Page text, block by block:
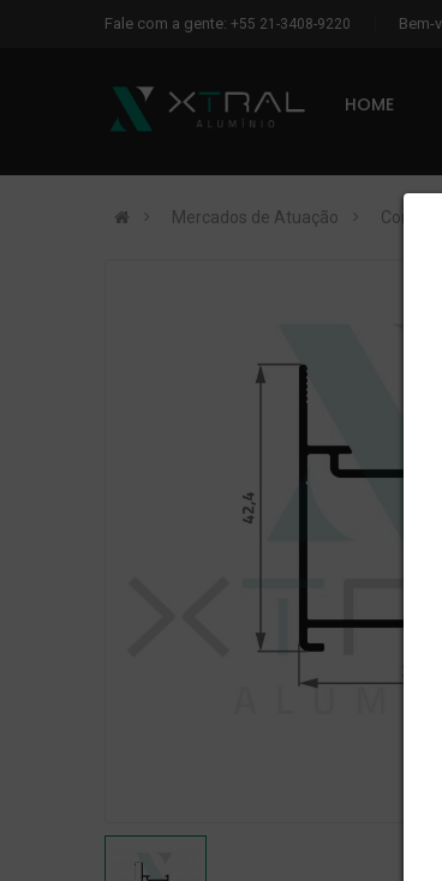
Fale com a gente: +55 21-3408-9220 Bem-
HOME
Mercados de Atuação